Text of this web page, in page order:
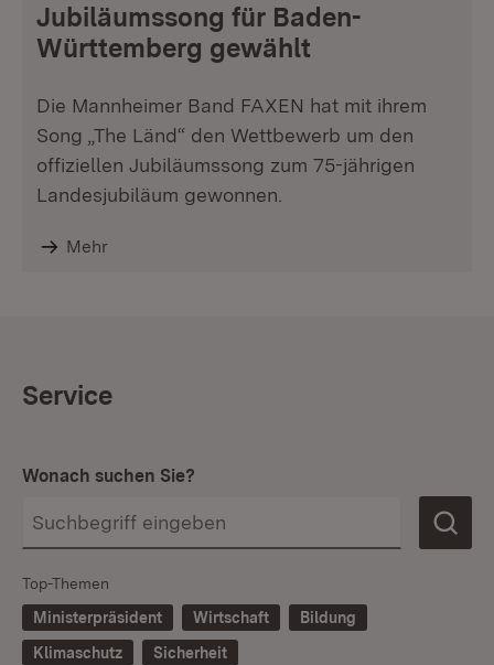
Jubiläumssong für Baden-
Württemberg gewählt
Die Mannheimer Band FAXEN hat mit ihrem
Song „The Länd“ den Wettbewerb um den
offiziellen Jubiläumssong zum 75-jährigen
Landesjubiläum gewonnen.
Mehr
Service
Wonach suchen Sie?
Top-Themen
Ministerpräsident
Wirtschaft
Bildung
Klimaschutz
Sicherheit